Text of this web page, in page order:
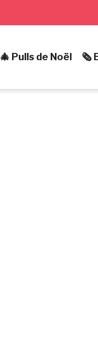
🎄 Pulls de Noël 🗞️